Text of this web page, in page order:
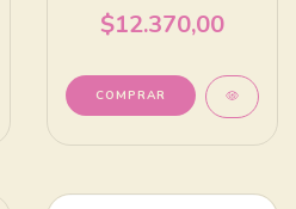
BROCHES BINDER
$12.370,00